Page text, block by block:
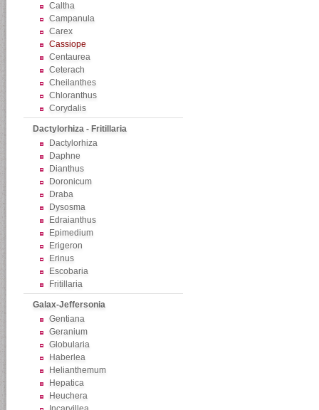
Caltha
Campanula
Carex
Cassiope
Centaurea
Ceterach
Cheilanthes
Chloranthus
Corydalis
Dactylorhiza - Fritillaria
Dactylorhiza
Daphne
Dianthus
Doronicum
Draba
Dysosma
Edraianthus
Epimedium
Erigeron
Erinus
Escobaria
Fritillaria
Galax-Jeffersonia
Gentiana
Geranium
Globularia
Haberlea
Helianthemum
Hepatica
Heuchera